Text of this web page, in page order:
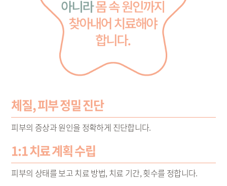
체질, 피부 정밀 진단
피부의 증상과 원인을 정확하게 진단합니다.
1:1 치료 계획 수립
피부의 상태를 보고 치료 방법, 치료 기간, 횟수를 정합니다.